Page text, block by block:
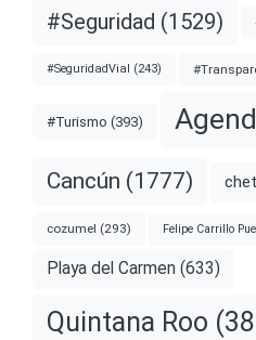
#Seguridad (1529)
#SeguridadVial (243)
#Turismo (393)
Cancún (1777)
cozumel (293) Felipe Carrillo
Playa del Carmen (633)
Quintana Roo